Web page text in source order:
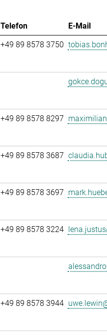
Telefon E-Mail
+49 89 8578 3750
+49 89 8578 8297
+49 89 8578 3687
+49 89 8578 3697
+49 89 8578 3224
+49 89 8578 3944